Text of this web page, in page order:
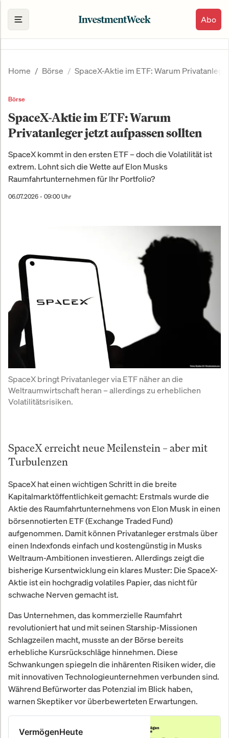
Abo
Home Börse SpaceX-Aktie im ETF: Warum
Börse
SpaceX-Aktie im ETF: Warum
Privatanleger jetzt aufpassen sollten
SpaceX kommt in den ersten ETF – doch die Volatilität ist
extrem. Lohnt sich die Wette auf Elon Musks
Raumfahrtunternehmen für Ihr Portfolio?
06.07.2026 - 09:00 Uhr
SpaceX bringt Privatanleger via ETF näher an die
Weltraumwirtschaft heran – allerdings zu erheblichen
Volatilitätsrisiken.
SpaceX erreicht neue Meilenstein – aber mit
Turbulenzen
SpaceX hat einen wichtigen Schritt in die breite
Kapitalmarktöffentlichkeit gemacht: Erstmals wurde die
Aktie des Raumfahrtunternehmens von Elon Musk in einen
börsennotierten ETF (Exchange Traded Fund)
aufgenommen. Damit können Privatanleger erstmals über
einen Indexfonds einfach und kostengünstig in Musks
Weltraum-Ambitionen investieren. Allerdings zeigt die
bisherige Kursentwicklung ein klares Muster: Die SpaceX-
Aktie ist ein hochgradig volatiles Papier, das nicht für
schwache Nerven gemacht ist.
Das Unternehmen, das kommerzielle Raumfahrt
revolutioniert hat und mit seinen Starship-Missionen
Schlagzeilen macht, musste an der Börse bereits
erhebliche Kursrückschläge hinnehmen. Diese
Schwankungen spiegeln die inhärenten Risiken wider, die
mit innovativen Technologieunternehmen verbunden sind.
Während Befürworter das Potenzial im Blick haben,
warnen Skeptiker vor überbewerteten Erwartungen.
VermögenHeute